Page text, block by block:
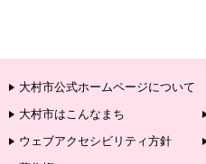
大村市公式ホームページについて
大村市はこんなまち
ウェブアクセシビリティ方針